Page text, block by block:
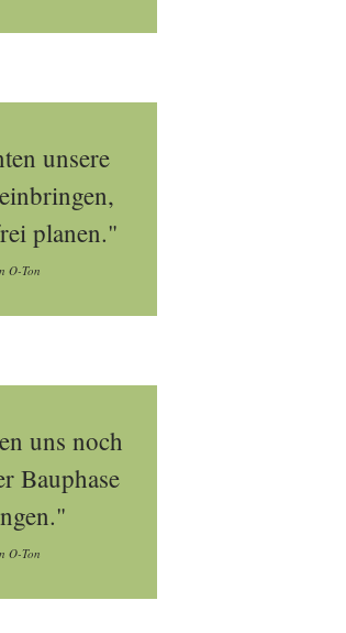
unsere
planen."
O-Ton
uns noch
Bauphase
O-Ton